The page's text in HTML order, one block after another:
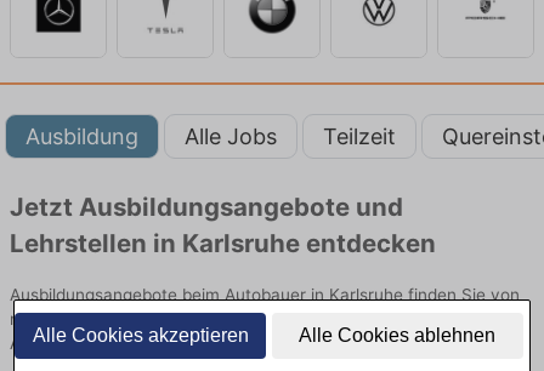
Alle Cookies akzeptieren Alle Cookies ablehnen
Ausbildung Alle Jobs Teilzeit
Jetzt Ausbildungsangebote und
Lehrstellen in Karlsruhe entdecken
Ausbildungsangebote beim Autobauer in Karlsruhe finden Sie von
namhaften Firmen. Entdecken Sie freie Optionen von Top-
Arbeitgebern und bewerben Sie sich noch heute.